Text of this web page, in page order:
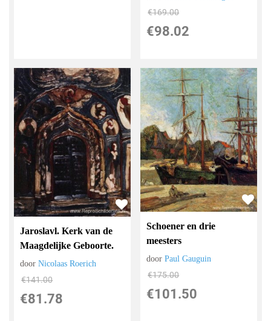
€169.00
€98.02
Jaroslavl. Kerk van de
Maagdelijke Geboorte.
doorNicolaas Roerich
€141.00
€81.78
Schoener en drie
meesters
doorPaul Gauguin
€175.00
€101.50